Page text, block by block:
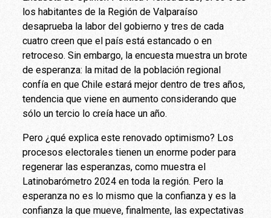
los habitantes de la Región de Valparaíso
desaprueba la labor del gobierno y tres de cada
cuatro creen que el país está estancado o en
retroceso. Sin embargo, la encuesta muestra un brote
de esperanza: la mitad de la población regional
confía en que Chile estará mejor dentro de tres años,
tendencia que viene en aumento considerando que
sólo un tercio lo creía hace un año.
Pero ¿qué explica este renovado optimismo? Los
procesos electorales tienen un enorme poder para
regenerar las esperanzas, como muestra el
Latinobarómetro 2024 en toda la región. Pero la
esperanza no es lo mismo que la confianza y es la
confianza la que mueve, finalmente, las expectativas